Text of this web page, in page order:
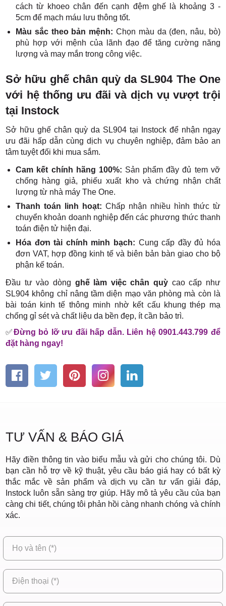
cách từ khoeo chân đến cạnh đệm ghế là khoảng 3 -
5cm để mạch máu lưu thông tốt.
Màu sắc theo bản mệnh: Chọn màu da (đen, nâu, bò)
phù hợp với mệnh của lãnh đạo để tăng cường năng
lượng và may mắn trong công việc.
Sở hữu ghế chân quỳ da SL904 The One
với hệ thống ưu đãi và dịch vụ vượt trội
tại Instock
Sở hữu ghế chân quỳ da SL904 tại Instock để nhận ngay
ưu đãi hấp dẫn cùng dịch vụ chuyên nghiệp, đảm bảo an
tâm tuyệt đối khi mua sắm.
Cam kết chính hãng 100%: Sản phẩm đầy đủ tem vỡ
chống hàng giả, phiếu xuất kho và chứng nhận chất
lượng từ nhà máy The One.
Thanh toán linh hoạt:Chấp nhận nhiều hình thức từ
chuyển khoản doanh nghiệp đến các phương thức thanh
toán điện tử hiện đại.
Hóa đơn tài chính minh bạch: Cung cấp đầy đủ hóa
đơn VAT, hợp đồng kinh tế và biên bản bàn giao cho bộ
phận kế toán.
Đầu tư vào dòng ghế làm việc chân quỳ cao cấp như
SL904 không chỉ nâng tầm diện mạo văn phòng mà còn là
bài toán kinh tế thông minh nhờ kết cấu khung thép mạ
chống gỉ sét và chất liệu da bền đẹp, ít cần bảo trì.
✅Đừng bỏ lỡ ưu đãi hấp dẫn. Liên hệ 0901.443.799 để
đặt hàng ngay!
TƯ VẤN & BÁO GIÁ
Hãy điền thông tin vào biểu mẫu và gửi cho chúng tôi. Dù
bạn cần hỗ trợ về kỹ thuật, yêu cầu báo giá hay có bất kỳ
thắc mắc về sản phẩm và dịch vụ cần tư vấn giải đáp,
Instock luôn sẵn sàng trợ giúp. Hãy mô tả yêu cầu của bạn
càng chi tiết, chúng tôi phản hồi càng nhanh chóng và chính
xác.